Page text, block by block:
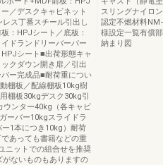
／デスクキャビネット
レス丁番スチール引出し
：HPJシート／底板：
ドランドリーバーパー
シート■出荷形態キャ
クダウン開き扉／引出
ー完成品■耐荷重につい
棚板／配線棚板10kg樹
棚板30kgデスク30kg引
ウンター40kg（各キャビ
ーバー10kgスライドラ
1本につき10kg）耐荷
あっても書籍などの重
ニットでの組合せを推奨
がないものもありますの
スリングナイロ
認定不燃材料
様設定一覧有償
納まり図